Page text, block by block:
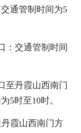
通管制时间为5
：交通管制时间
至丹霞山西南门
5时至10时。
霞山西南门方